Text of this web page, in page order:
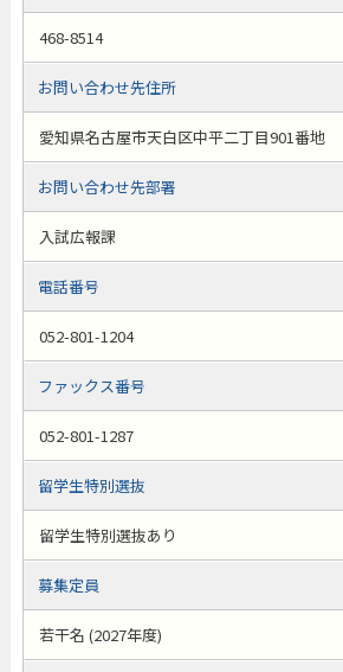
468-8514
お問い合わせ先住所
愛知県名古屋市天白区中平二丁目901番地
お問い合わせ先部署
入試広報課
電話番号
052-801-1204
ファックス番号
052-801-1287
留学生特別選抜
留学生特別選抜あり
募集定員
若干名 (2027年度)